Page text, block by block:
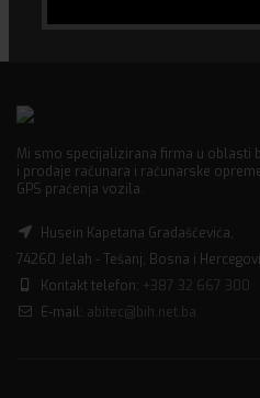
Mi smo specijalizirana firma u oblasti
i prodaje računara i računarske
GPS praćenja vozila.
Husein Kapetana Gradaščevića,
74260 Jelah - Tešanj, Bosna i
Kontakt telefon: +387 32 667 300
E-mail: abitec@bih.net.ba